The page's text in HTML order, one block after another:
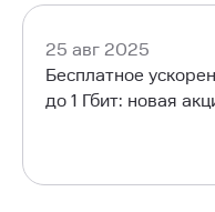
25 авг 2025
Бесплатное
до 1 Гбит: новая